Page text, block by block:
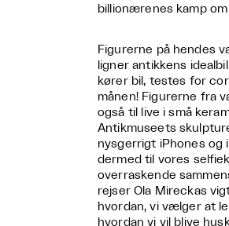
billionærenes kamp
Figurerne på hendes
ligner antikkens
kører bil, testes for
månen! Figurerne fra
også til live i små
Antikmuseets
nysgerrigt iPhones og
dermed til vores
overraskende
rejser Ola Mireckas
hvordan, vi vælger at
hvordan vi vil blive